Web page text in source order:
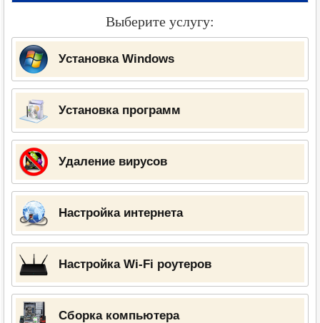
Выберите услугу:
Установка Windows
Установка программ
Удаление вирусов
Настройка интернета
Настройка Wi-Fi роутеров
Сборка компьютера